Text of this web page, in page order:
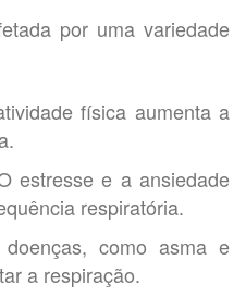
por uma variedade
física aumenta a
estresse e a ansiedade
respiratória.
doenças, como asma e
a respiração.